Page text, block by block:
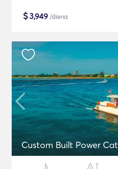
$3,949 /diena
Custom Built Power Cat